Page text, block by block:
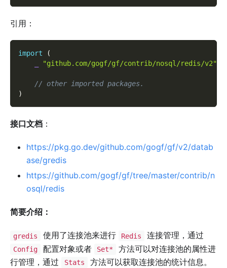
引用：
import
(
"github.com/gogf/gf/contrib/nosql/redis/v2"
// other imported packages.
)
接口文档 ：
https://pkg.go.dev/github.com/gogf/gf/v2/datab
ase/gredis
https://github.com/gogf/gf/tree/master/contrib/n
osql/redis
简要介绍：
gredis 使用了连接池来进行 Redis 连接管理，通过
Config 配置对象或者 Set*
方法可以对连接池的属性进
行管理，通过
Stats 方法可以获取连接池的统计信息。